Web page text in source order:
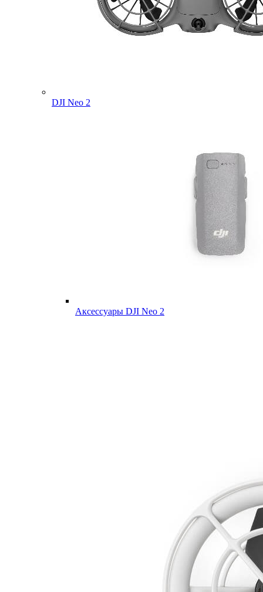
DJI Neo 2
Аксессуары DJI Neo 2